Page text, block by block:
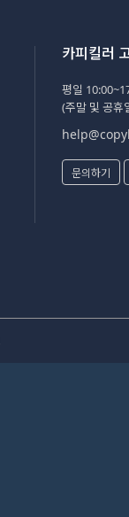
카피킬러
평일
(주말 및 공휴
문의하기